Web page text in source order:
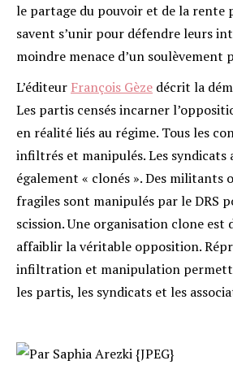
le partage du pouvoir et de la rente
savent s’unir pour défendre leurs
moindre menace d’un soulèvement
L’éditeur François Gèze décrit la
Les partis censés incarner
en réalité liés au régime. Tous les
infiltrés et manipulés. Les syndicats
également « clonés ». Des militants
fragiles sont manipulés par le DRS
scission. Une organisation clone est
affaiblir la véritable opposition.
infiltration et manipulation
les partis, les syndicats et les